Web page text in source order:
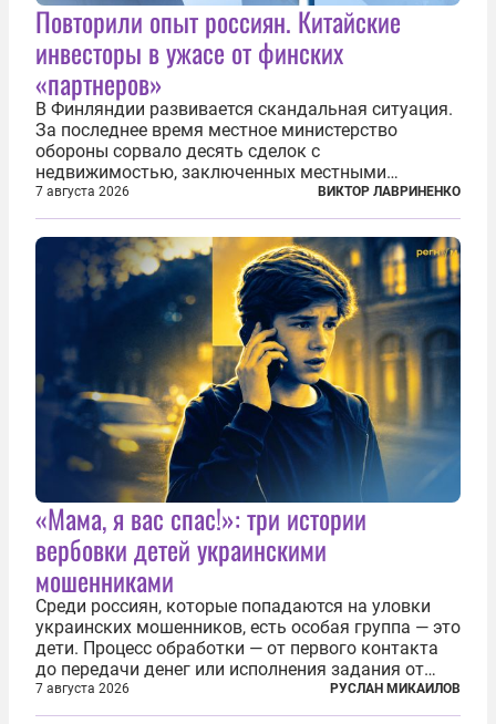
Повторили опыт россиян. Китайские
инвесторы в ужасе от финских
«партнеров»
В Финляндии развивается скандальная ситуация.
За последнее время местное министерство
обороны сорвало десять сделок с
недвижимостью, заключенных местными
фирмами с китайским капиталом. Чиновники
заявили, что они могли заключаться с целью
создания в Финляндии шпионской сети, чтобы
следить за...
7 августа 2026 ВИКТОР ЛАВРИНЕНКО
«Мама, я вас спас!»: три истории
вербовки детей украинскими
мошенниками
Среди россиян, которые попадаются на уловки
украинских мошенников, есть особая группа — это
дети. Процесс обработки — от первого контакта
до передачи денег или исполнения задания от
кураторов может занять от двух часов до
нескольких месяцев. Детей превращают в
7 августа 2026 РУСЛАН МИКАИЛОВ